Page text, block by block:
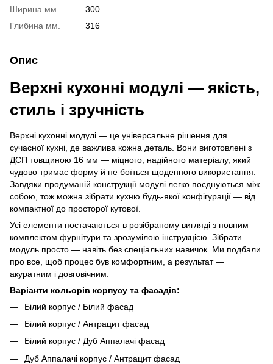
Ширина мм.
300
Глибина мм.
316
Опис
Верхні кухонні модулі — якість,
стиль і зручність
Верхні кухонні модулі — це універсальне рішення для
сучасної кухні, де важлива кожна деталь. Вони виготовлені з
ДСП товщиною 16 мм — міцного, надійного матеріалу, який
чудово тримає форму й не боїться щоденного використання.
Завдяки продуманій конструкції модулі легко поєднуються між
собою, тож можна зібрати кухню будь-якої конфігурації — від
компактної до просторої кутової.
Усі елементи постачаються в розібраному вигляді з повним
комплектом фурнітури та зрозумілою інструкцією. Зібрати
модуль просто — навіть без спеціальних навичок. Ми подбали
про все, щоб процес був комфортним, а результат —
акуратним і довговічним.
Варіанти кольорів корпусу та фасадів:
Білий корпус / Білий фасад
Білий корпус / Антрацит фасад
Білий корпус / Дуб Аппалачі фасад
Дуб Аппалачі корпус / Антрацит фасад